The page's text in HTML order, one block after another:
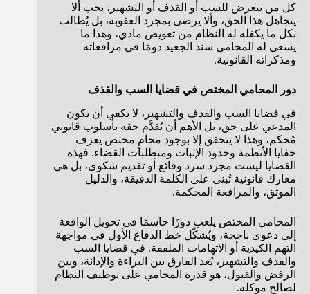
كل من يتعرض للسب أو القذف أو التشهير، يجب ألا
يتجاهل هذا الحق، وألا يرضى بمجرد العقوبة، بل يُطالب
بكل ما يكفله له النظام من تعويض مادي، وهذا ما
يسعى له المحامي سند الجعيد دومًا في مرافعاته
ومذكراته القانونية.
دور المحامي المختص في قضايا السب والقذف
في قضايا السب والقذف والتشهير، لا يكفي أن يكون
المدعي على حق، بل الأهم أن يُقدَّم حقه بأسلوب قانوني
مُحكم، وهذا لا يتحقق إلا بوجود محامٍ مختص يعرف
خفايا الأنظمة وحدود الإثبات ومتطلبات القضاء. فهذه
القضايا ليست مجرد سرد وقائع أو تقديم شكوى، بل هي
معارك قانونية تُبنى على الكلمة الدقيقة، والدليل
الموثق، والمرافعة المحكمة.
المحامي المختص يلعب دورًا حاسمًا في تحويل الواقعة
إلى دعوى ناجحة، ويُشكّل خط الدفاع الأول في مواجهة
التهم الكيدية أو الاتهامات الملفقة. في قضايا السب
والقذف والتشهير، يُعد الفارق بين البراءة والإدانة، وبين
الرفض والقبول، هو قدرة المحامي على توظيف النظام
لصالح موكله.